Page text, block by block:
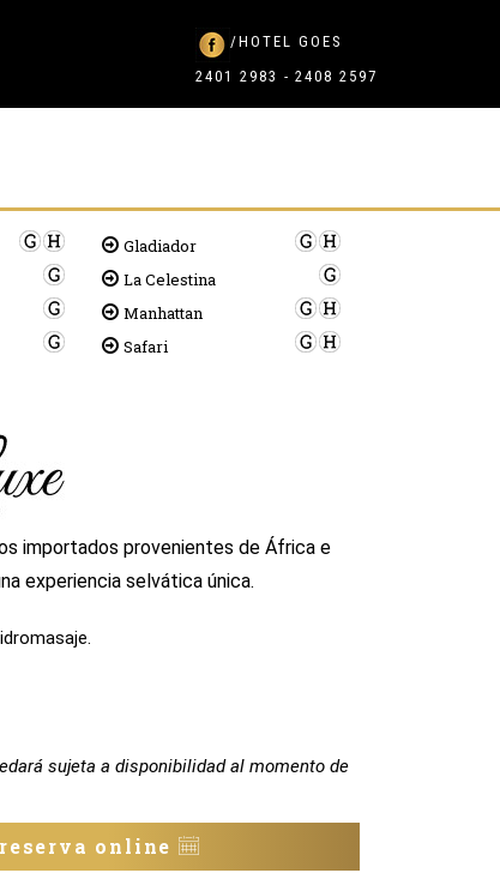
/HOTEL GOES
2401 2983 - 2408 2597
Gladiador
La Celestina
Manhattan
Safari
importados provenientes de África e
experiencia selvática única.
sujeta a disponibilidad al momento de
online